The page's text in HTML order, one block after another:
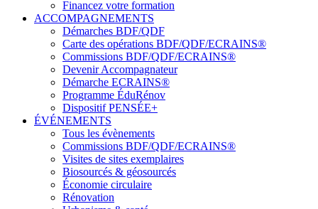
Financez votre formation
ACCOMPAGNEMENTS
Démarches BDF/QDF
Carte des opérations BDF/QDF/ECRAINS®
Commissions BDF/QDF/ECRAINS®
Devenir Accompagnateur
Démarche ECRAINS®
Programme ÉduRénov
Dispositif PENSÉE+
ÉVÉNEMENTS
Tous les évènements
Commissions BDF/QDF/ECRAINS®
Visites de sites exemplaires
Biosourcés & géosourcés
Économie circulaire
Rénovation